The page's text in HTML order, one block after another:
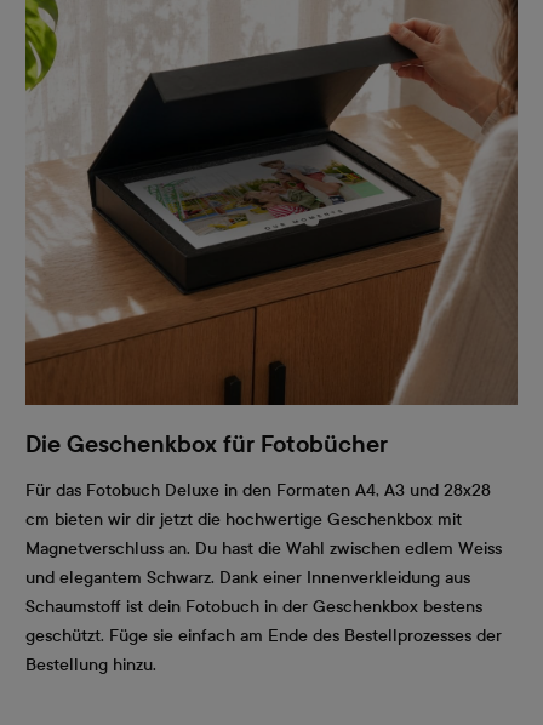
Die Geschenkbox für Fotobücher
Für das Fotobuch Deluxe in den Formaten A4, A3 und 28x28
cm bieten wir dir jetzt die hochwertige Geschenkbox mit
Magnetverschluss an. Du hast die Wahl zwischen edlem Weiss
und elegantem Schwarz. Dank einer Innenverkleidung aus
Schaumstoff ist dein Fotobuch in der Geschenkbox bestens
geschützt. Füge sie einfach am Ende des Bestellprozesses der
Bestellung hinzu.